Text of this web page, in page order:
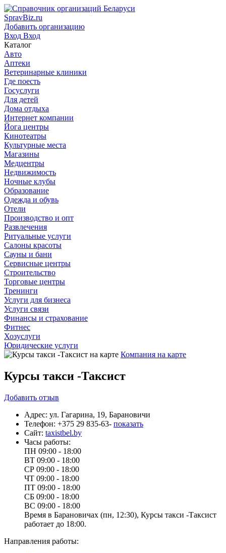
SpravBiz.ru
Добавить организацию
Вход Вход
Каталог
Авто
Аптеки
Ветеринарные клиники
Где поесть
Госуслуги
Для детей
Дома отдыха
Интернет компании
Йога центры
Кинотеатры
Культурные места
Магазины
Медцентры
Недвижимость
Ночные клубы
Образование
Одежда и обувь
Отели
Производство и опт
Развлечения
Ритуальные услуги
Салоны красоты
Сауны и бани
Сервисные центры
Строительство
Торговые центры
Тренинги
Услуги для бизнеса
Услуги связи
Финансы и страхование
Фитнес
Хозуслуги
Юридические услуги
Компания на карте
Курсы такси -Таксист
Добавить отзыв
Адрес: ул. Гагарина, 19, Барановичи
Телефон: +375 29 835-63- показать
Сайт: taxistbel.by
Часы работы:
ПН 09:00 - 18:00
ВТ 09:00 - 18:00
СР 09:00 - 18:00
ЧТ 09:00 - 18:00
ПТ 09:00 - 18:00
СБ 09:00 - 18:00
ВС 09:00 - 18:00
Время в Барановичах (пн, 12:30), Курсы такси -Таксист
работает до 18:00.
Направления работы: